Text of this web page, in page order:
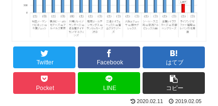
Twitter Facebook はてブ
Pocket LINE コピー
2020.02.11 2019.02.05